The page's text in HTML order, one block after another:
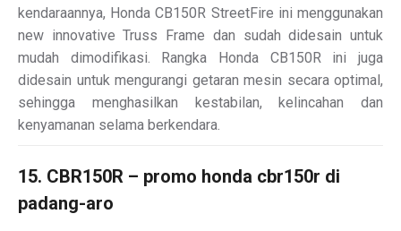
kendaraannya, Honda CB150R StreetFire ini menggunakan
new innovative Truss Frame dan sudah didesain untuk
mudah dimodifikasi. Rangka Honda CB150R ini juga
didesain untuk mengurangi getaran mesin secara optimal,
sehingga menghasilkan kestabilan, kelincahan dan
kenyamanan selama berkendara.
15. CBR150R – promo honda cbr150r di
padang-aro